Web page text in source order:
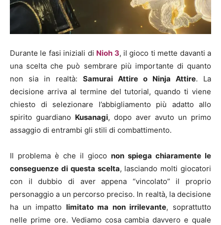
Durante le fasi iniziali di Nioh 3, il gioco ti mette davanti a
una scelta che può sembrare più importante di quanto
non sia in realtà: Samurai Attire o Ninja Attire. La
decisione arriva al termine del tutorial, quando ti viene
chiesto di selezionare l’abbigliamento più adatto allo
spirito guardiano Kusanagi, dopo aver avuto un primo
assaggio di entrambi gli stili di combattimento.
Il problema è che il gioco non spiega chiaramente le
conseguenze di questa scelta, lasciando molti giocatori
con il dubbio di aver appena “vincolato” il proprio
personaggio a un percorso preciso. In realtà, la decisione
ha un impatto limitato ma non irrilevante, soprattutto
nelle prime ore. Vediamo cosa cambia davvero e quale